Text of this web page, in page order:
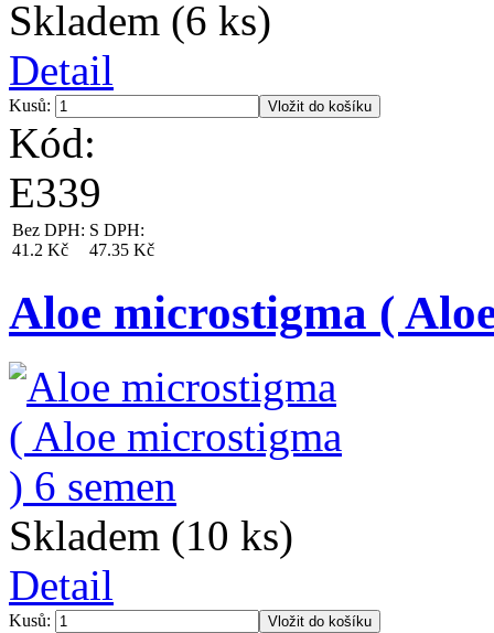
Skladem (6 ks)
Detail
Kusů:
Kód:
E339
Bez DPH:
41.2 Kč
S DPH:
47.35 Kč
Aloe microstigma (
Skladem (10 ks)
Detail
Kusů: